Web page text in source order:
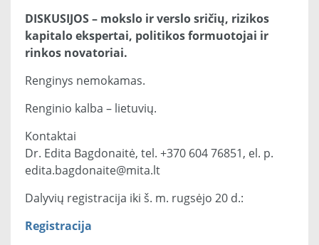
DISKUSIJOS – mokslo ir verslo sričių, rizikos
kapitalo ekspertai, politikos formuotojai ir
rinkos novatoriai.
Renginys nemokamas.
Renginio kalba – lietuvių.
Kontaktai
Dr. Edita Bagdonaitė, tel. +370 604 76851, el. p.
edita.bagdonaite@mita.lt
Dalyvių registracija iki š. m. rugsėjo 20 d.:
Registracija